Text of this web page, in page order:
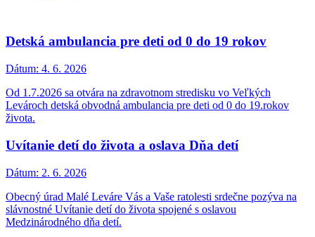
kariet na zberný dvor a prístup k štatistikám
Dátum:
Obecný úrad Malé Leváre oznamuje, že nové identifikačné PVC
Prerušenie distribúcie elektriny - oboznámenie
verejnosti